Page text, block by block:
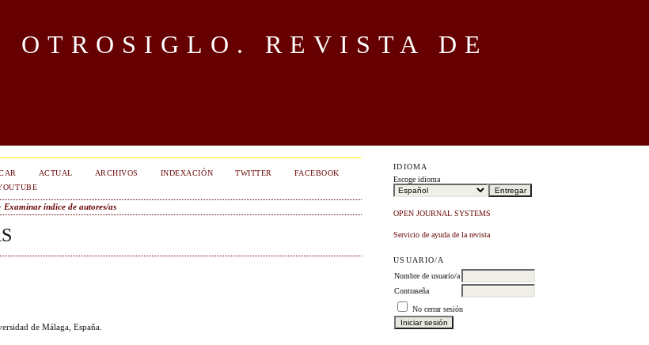
OTROSIGLO. REVISTA DE
IDIOMA
Escoge idioma
OPEN JOURNAL SYSTEMS
Servicio de ayuda de la revista
USUARIO/A
Nombre de usuario/a
Contraseña
No cerrar sesión
ACTUAL ARCHIVOS INDEXACIÓN TWITTER
FACEBOOK
Examinar índice de autores/as
de Málaga, España.